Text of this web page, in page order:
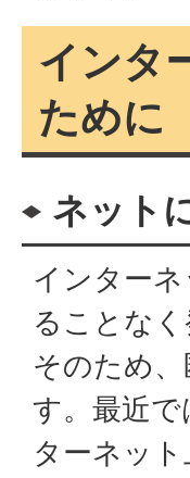
インタ
ために
ネット
インター
ることな
そのため
す。最近
ターネッ